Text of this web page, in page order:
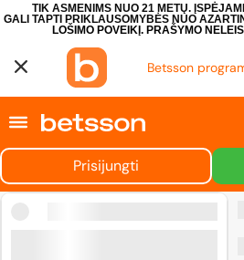
TIK ASMENIMS NUO 21 METŲ.
GALI TAPTI PRIKLAUSOMYBĖS NUO
LOŠIMO POVEIKĮ. PRAŠYMO
Betsson
Prisijungti